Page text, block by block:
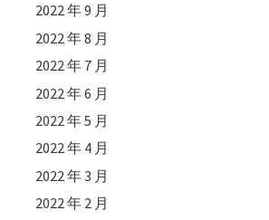
2022 年 9 月
2022 年 8 月
2022 年 7 月
2022 年 6 月
2022 年 5 月
2022 年 4 月
2022 年 3 月
2022 年 2 月